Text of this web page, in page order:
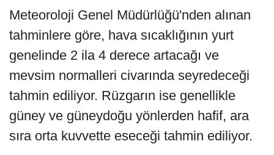
Meteoroloji Genel Müdürlüğü'nden alınan
tahminlere göre, hava sıcaklığının yurt
genelinde 2 ila 4 derece artacağı ve
mevsim normalleri civarında seyredeceği
tahmin ediliyor. Rüzgarın ise genellikle
güney ve güneydoğu yönlerden hafif, ara
sıra orta kuvvette eseceği tahmin ediliyor.